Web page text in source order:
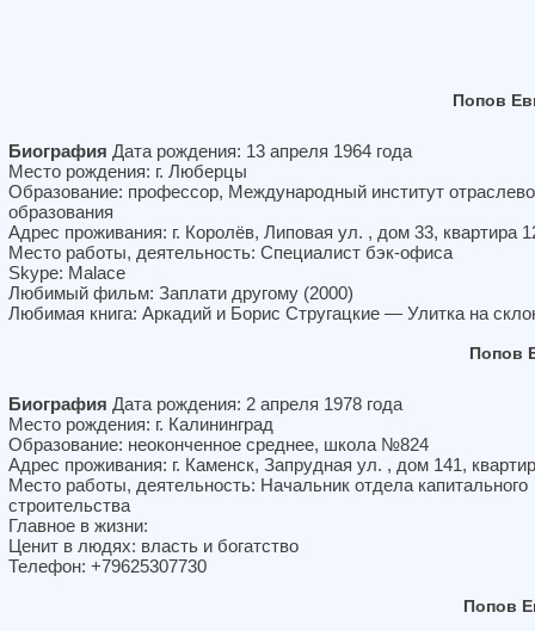
Попов
Биография Дата рождения: 13 апреля 1964 года
Место рождения: г. Люберцы
Образование: профессор, Международный институт
образования
Адрес проживания: г. Королёв, Липовая ул. , дом 33, квартира
Место работы, деятельность: Специалист бэк-офиса
Skype: Malace
Любимый фильм: Заплати другому (2000)
Любимая книга: Аркадий и Борис Стругацкие — Улитка на
Попов
Биография Дата рождения: 2 апреля 1978 года
Место рождения: г. Калининград
Образование: неоконченное среднее, школа №824
Адрес проживания: г. Каменск, Запрудная ул. , дом 141,
Место работы, деятельность: Начальник отдела капитального
строительства
Главное в жизни:
Ценит в людях: власть и богатство
Телефон: +79625307730
Попов